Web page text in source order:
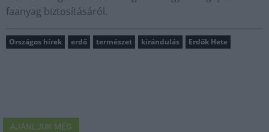
faanyag biztosításáról.
Országos hírek erdő természet kirándulás Erdők Hete
AJÁNLJUK MÉG